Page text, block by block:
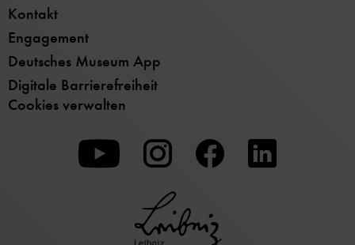
Kontakt
Engagement
Deutsches Museum App
Digitale Barrierefreiheit
Cookies verwalten
Zu
unserer
Youtube-
Seite
Zu
unserer
Instagram-
Seite
Zu
unserer